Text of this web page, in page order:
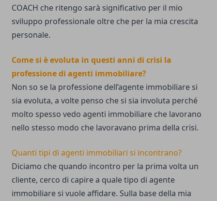
COACH che ritengo sarà significativo per il mio
sviluppo professionale oltre che per la mia crescita
personale.
Come si è evoluta in questi anni di crisi la
professione di agenti immobiliare?
Non so se la professione dell’agente immobiliare si
sia evoluta, a volte penso che si sia involuta perché
molto spesso vedo agenti immobiliare che lavorano
nello stesso modo che lavoravano prima della crisi.
Quanti tipi di agenti immobiliari si incontrano?
Diciamo che quando incontro per la prima volta un
cliente, cerco di capire a quale tipo di agente
immobiliare si vuole affidare. Sulla base della mia